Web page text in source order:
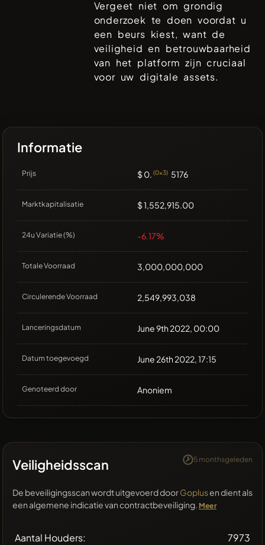
Vergeet niet om grondig
onderzoek te doen voordat u
een beurs kiest, want de
veiligheid en betrouwbaarheid
van het platform zijn cruciaal
voor uw digitale assets.
Informatie
Prijs $ 0. (0x3) 5176
Marktkapitalisatie $ 1,552,915.00
24u Variatie (%) -6.17%
Totale Voorraad 3,000,000,000
Circulerende Voorraad 2,549,993,038
Lanceringsdatum June 9th 2022, 00:00
Datum toegevoegd June 26th 2022, 17:15
Genoteerd door Anoniem
Veiligheidsscan 5 monthsgeleden
De beveiligingsscan wordt uitgevoerd doorGoplusen dient als
een algemene indicatie van contractbeveiliging. Meer
Aantal Houders: 7973